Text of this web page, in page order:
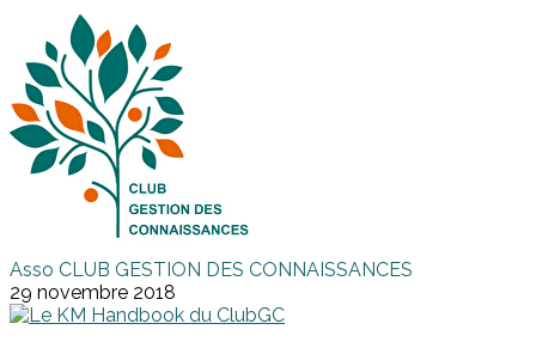
Asso CLUB GESTION DES CONNAISSANCES
29 novembre 2018